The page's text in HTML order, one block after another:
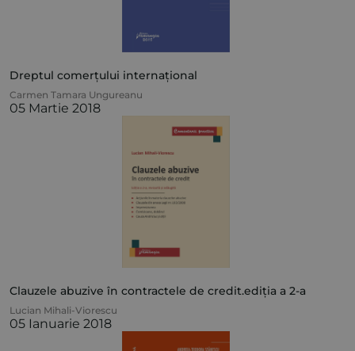
Dreptul comerțului internațional
Carmen Tamara Ungureanu
05 Martie 2018
Clauzele abuzive în contractele de credit.ediția a 2-a
Lucian Mihali-Viorescu
05 Ianuarie 2018